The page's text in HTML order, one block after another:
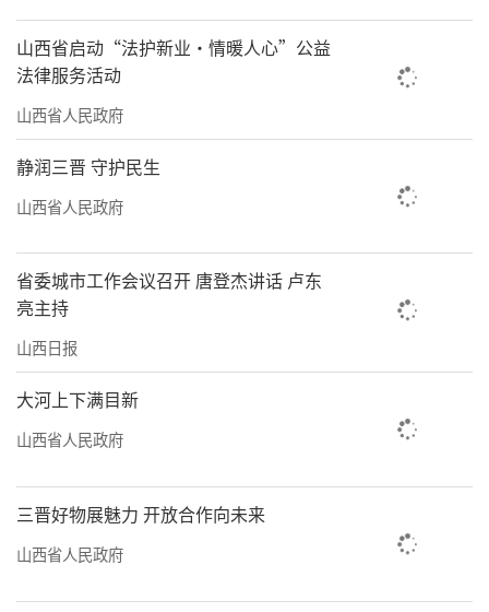
从“跟跑”到“领跑”，除技术因素之
外，良好的营商环境让新远宏公司总经理王金
力念念不忘：“在企业研发攻关的关键阶段，
综改区组建专项小组，深入一线破解难题；在
企业拓展印度、坦桑尼亚等海外市场时，主动
对接海关，搭建便捷通道；在企业扩产升级
时，又协助我们简化审批流程，综改区良好的
营商环境越来越让企业感到满意。”
作为全省改革“试验田”，山西转型综合
改革示范区紧扣市场化、法治化、国际化目
标，以“企业家之家”服务体系为核心载体，
统筹推进“六大环境”协同提升，深化“开工
一件事”改革试点，创新招商机制与服务模
式，为企业提供从对接引入到落地建设的全生
命周期服务，持续擦亮区域发展“金字招
牌”，“以政务服务增值化改革为抓手打
山西省启动“法护新业·情暖人心”公益
法律服务活动
山西省人民政府
静润三晋 守护民生
山西省人民政府
省委城市工作会议召开 唐登杰讲话 卢东
亮主持
山西日报
大河上下满目新
山西省人民政府
三晋好物展魅力 开放合作向未来
山西省人民政府